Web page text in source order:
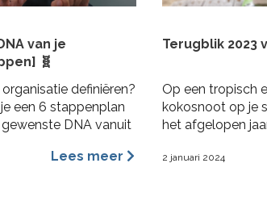
van je
🧬
definiëren?
een 6 stappenplan
DNA vanuit
Lees meer
Terugblik 2023
Op een tropisch
kokosnoot op je
het afgelopen
maanden aan
2 januari 2024